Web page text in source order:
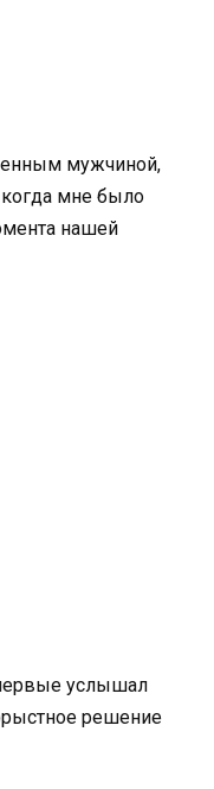
мужчиной,
мне было
нашей
услышал
решение